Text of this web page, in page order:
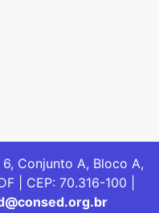
Conjunto A, Bloco A,
| CEP: 70.316-100 |